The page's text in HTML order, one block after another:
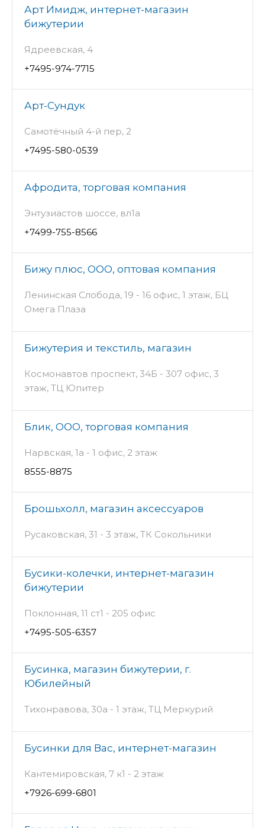
Арт Имидж, интернет-магазин
бижутерии
Ядреевская, 4
+7495-974-7715
Арт-Сундук
Самотёчный 4-й пер, 2
+7495-580-0539
Афродита, торговая компания
Энтузиастов шоссе, вл1а
+7499-755-8566
Бижу плюс, ООО, оптовая компания
Ленинская Слобода, 19 - 16 офис, 1 этаж, БЦ
Омега Плаза
Бижутерия и текстиль, магазин
Космонавтов проспект, 34Б - 307 офис, 3
этаж, ТЦ Юпитер
Блик, ООО, торговая компания
Нарвская, 1а - 1 офис, 2 этаж
8555-8875
Брошьхолл, магазин аксессуаров
Русаковская, 31 - 3 этаж, ТК Сокольники
Бусики-колечки, интернет-магазин
бижутерии
Поклонная, 11 ст1 - 205 офис
+7495-505-6357
Бусинка, магазин бижутерии, г.
Юбилейный
Тихонравова, 30а - 1 этаж, ТЦ Меркурий
Бусинки для Вас, интернет-магазин
Кантемировская, 7 к1 - 2 этаж
+7926-699-6801